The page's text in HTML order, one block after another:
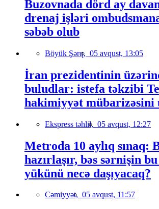
Buzovnada dörd ay
drenaj işləri
səbəb olub
Böyük Şərq, 05 avqust, 13:05
İran prezidentinin
buludlar: istefa təkzibi
hakimiyyət mübarizəsini
Ekspress təhlil, 05 avqust, 12:27
Metroda 10 aylıq sınaq:
hazırlaşır, bəs sərnişin
yükünü necə daşıyacaq?
Cəmiyyət, 05 avqust, 11:57